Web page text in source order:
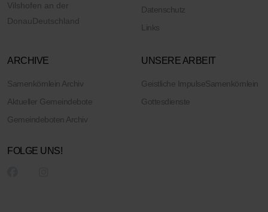
Vilshofen an der
Donau Deutschland
Datenschutz
Links
ARCHIVE
Samenkörnlein Archiv
Aktueller Gemeindebote
Gemeindeboten Archiv
UNSERE ARBEIT
Geistliche ImpulseSamenkörnlein
Gottesdienste
FOLGE UNS!